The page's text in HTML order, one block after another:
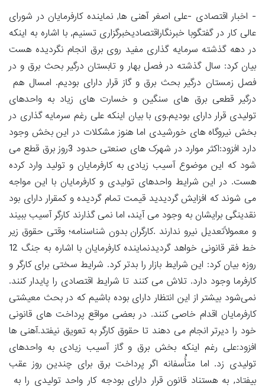
- اخبار اقتصادی -علی اصغر آهنی ها, نماینده کارفرمایان در شورای
عالی کار در گفتگوبا خبرنگاراقتصادیخبرگزاری تسنیم, با اشاره به اینکه
در دهه گذشته سرمایه گذاری مفید روی برق انجام نگردیده هست
بیان کرد: سال گذشته در فصل بهار و تابستان درگیر بحث برق و در
فصل زمستان درگیر بحث برق و گاز قرار دارای بودیم. امسال هم
درگیر قطعی برق های سنگین و خسارت های زیاد به واحدهای
تولیدی قرار دارای بودیم.وی با بیان اینکه علی رغم سرمایه گذاری در
بخش نیروگاه های خورشیدی اما هنوز مشکلات در این بخش وجود
دارد افزود:اکثر موارد در شهرک های صنعتی حدود 3روز برق قطع می
شود که این موضوع آسیب زیادی به کارفرمایان و تولید وارد کرده
هست. در این شرایط واحدهای تولیدی و کارفرمایان با این مواجه
می شوند که افزایش گردیدید قیمت تمام گردیده و کمقرار دارای بود
نقدینگی برایشان به وجود می آیند، اما نمی گذارند کارگر آسیب ببیند
و معمولاً‌تعدیل نیرو ندارند .کارگران بدون شناسنامه؛ وقتی حقوق زیر
خط فقر قانونی خواهد گردیدنماینده کارفرمایان با اشاره به جنگ 12
روزه بیان کرد: این شرایط بازار را بدتر کرد. شرایط سختی برای کارگر و
کارفرما وجود دارد. تلاش می کنند تا شرایط اقتصادی را پایدار کنند.
نمی‌شود بیشتر از این انتظار دارای بوده باشیم که در بحث معیشتی
کارفرمایان اقدام خاصی کنند. در بعضی مواقع پرداخت های قانونی
خود را دیرتر انجام می دهند تا حقوق کارگر به تعویق نیفتد.آهنی ها
افزود:علی رغم اینکه بخش برق و گاز آسیب زیادی به واحدهای
تولیدی زد. اما متأُسفانه اگر پرداخت برق برای چندین روز عقب
بیفتاد, به هستناد قانون قرار دارای بودجه کار واحد تولیدی را به